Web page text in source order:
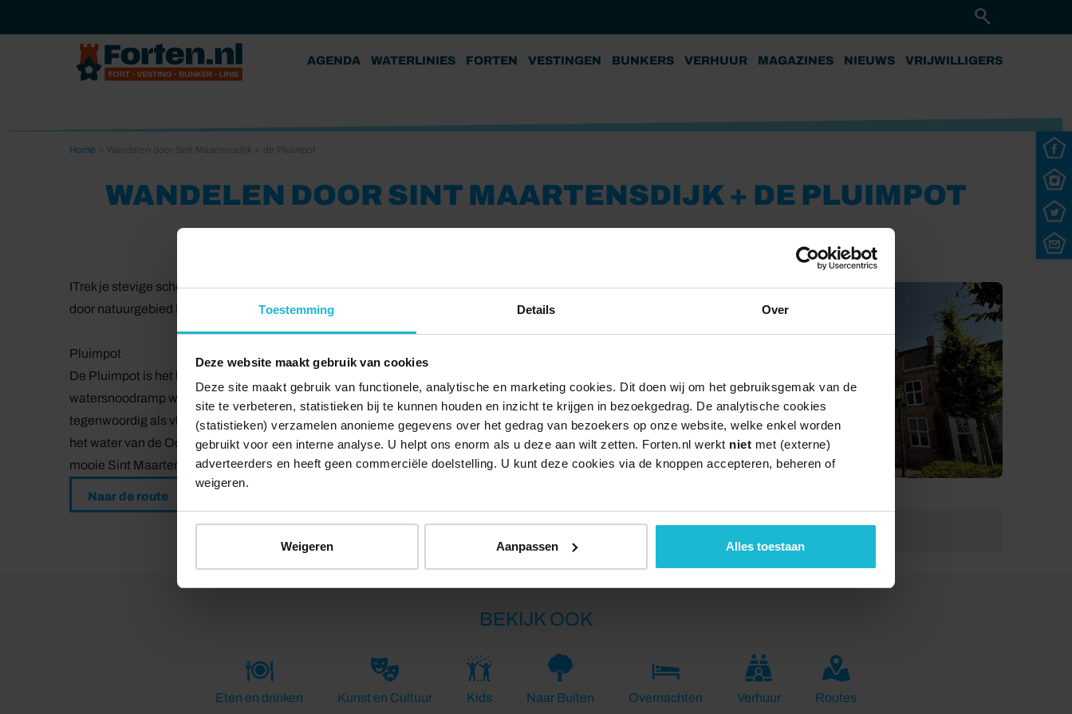
Toestemming Details Over
Deze website maakt gebruik van cookies
Deze site maakt gebruik van functionele, analytische en marketing cookies. Dit doen wij om het gebruiksgemak van de
site te verbeteren, statistieken bij te kunnen houden en inzicht te krijgen in bezoekgedrag. De analytische cookies
(statistieken) verzamelen anonieme gegevens over het gedrag van bezoekers op onze website, welke enkel worden
gebruikt voor een interne analyse. U helpt ons enorm als u deze aan wilt zetten. Forten.nl werkt niet met (externe)
adverteerders en heeft geen commerciële doelstelling. U kunt deze cookies via de knoppen accepteren, beheren of
weigeren.
Weigeren Aanpassen Alles toestaan
AGENDA WATERLINIES FORTEN VESTINGEN BUNKERS VERHUUR MAGAZINES NIEUWS VRIJWILLIGERS
Home
WANDELEN DOOR SINT MAARTENSDIJK + DE PLUIMPOT
ITrek je stevige schoenen aan om het oude stadje Sint Maartensdijk te ontdekken. In het buitengebied loop je
door natuurgebied De Pluimpot en langs de oevers van de Oosterschelde.
Pluimpot
De Pluimpot is het laatste restant van de geul die het eiland Tholen tot 1556 in tweeën sneed. Na de
watersnoodramp werd deze geul als onveilig aangemerkt en in 1957 gesloten. De afgedamde zeearm dient
tegenwoordig als vluchtplaats en broedgebied voor kustvogels. Verderop kun je even uitwaaien, terwijl je over
het water van de Oosterschelde uitkijkt. Door de weidse polder en langs de fruitgaarden loop je terug naar het
mooie Sint Maartensdijk.
Naar de route
BEKIJK OOK
Eten en drinken Kunst en Cultuur Kids Naar Buiten Overnachten Verhuur Routes